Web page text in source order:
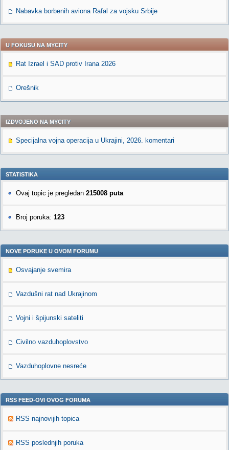
Nabavka borbenih aviona Rafal za vojsku Srbije
U FOKUSU NA MYCITY
Rat Izrael i SAD protiv Irana 2026
Orešnik
IZDVOJENO NA MYCITY
Specijalna vojna operacija u Ukrajini, 2026. komentari
STATISTIKA
Ovaj topic je pregledan 215008 puta
Broj poruka: 123
NOVE PORUKE U OVOM FORUMU
Osvajanje svemira
Vazdušni rat nad Ukrajinom
Vojni i špijunski sateliti
Civilno vazduhoplovstvo
Vazduhoplovne nesreće
RSS FEED-OVI OVOG FORUMA
RSS najnovijih topica
RSS poslednjih poruka